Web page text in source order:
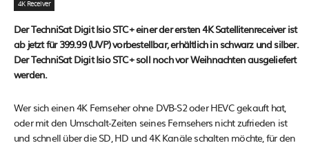
4K Receiver
Der TechniSat Digit Isio STC+ einer der ersten 4K Satellitenreceiver ist
ab jetzt für 399.99 (UVP) vorbestellbar, erhältlich in schwarz und silber.
Der TechniSat Digit Isio STC+ soll noch vor Weihnachten ausgeliefert
werden.
Wer sich einen 4K Fernseher ohne DVB-S2 oder HEVC gekauft hat,
oder mit den Umschalt-Zeiten seines Fernsehers nicht zufrieden ist
und schnell über die SD, HD und 4K Kanäle schalten möchte, für den